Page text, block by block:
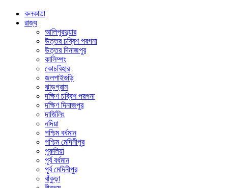
কলকাতা
রাজ্য
আলিপুরদুয়ার
উত্তর চব্বিশ পরগনা
উত্তর দিনাজপুর
কালিম্পং
কোচবিহার
জলপাইগুড়ি
ঝাড়গ্রাম
দক্ষিণ চব্বিশ পরগনা
দক্ষিণ দিনাজপুর
দার্জিলিং
নদিয়া
পশ্চিম বর্ধমান
পশ্চিম মেদিনীপুর
পুরুলিয়া
পূর্ব বর্ধমান
পূর্ব মেদিনীপুর
বাঁকুড়া